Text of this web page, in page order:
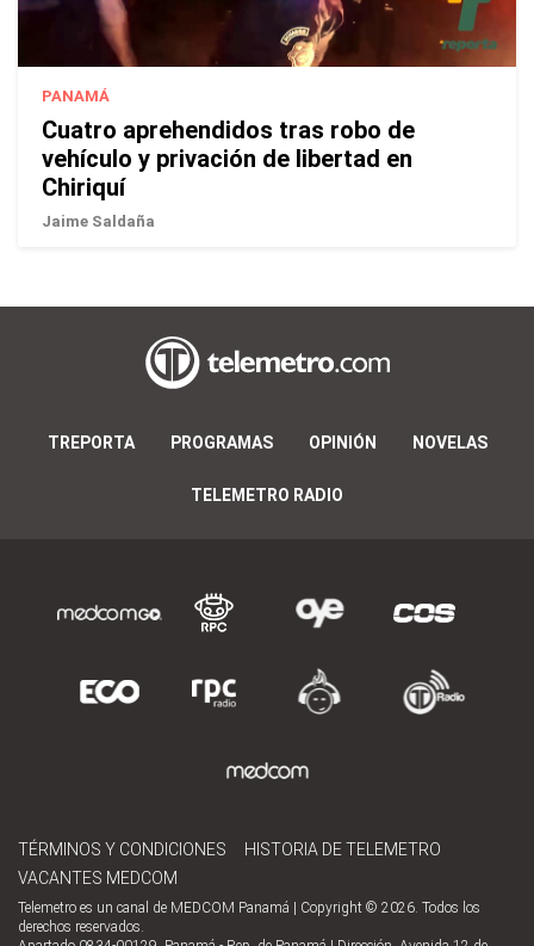
PANAMÁ
Cuatro aprehendidos tras robo de
vehículo y privación de libertad en
Chiriquí
Jaime Saldaña
TREPORTA PROGRAMAS OPINIÓN NOVELAS
TELEMETRO RADIO
TÉRMINOS Y CONDICIONES
HISTORIA DE TELEMETRO
VACANTES MEDCOM
Telemetro es un canal de MEDCOM Panamá | Copyright © 2026. Todos los
derechos reservados.